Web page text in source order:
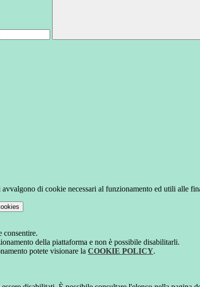
di cookie necessari al funzionamento ed utili alle
consentire.
della piattaforma e non è possibile disabilitarli.
potete visionare la COOKIE POLICY.